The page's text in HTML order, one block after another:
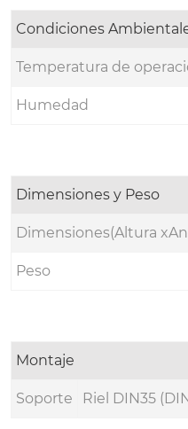
Condiciones
Temperatura de
Humedad
Dimensiones y Peso
Dimensiones(Altura
Peso
Montaje
Soporte Riel DIN35